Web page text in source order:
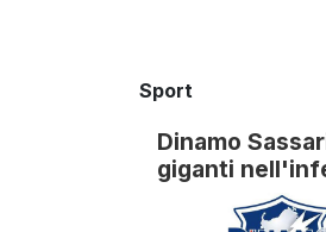
Sport
Dinamo
giganti